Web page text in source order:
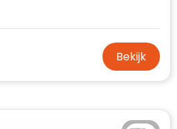
Bekijk